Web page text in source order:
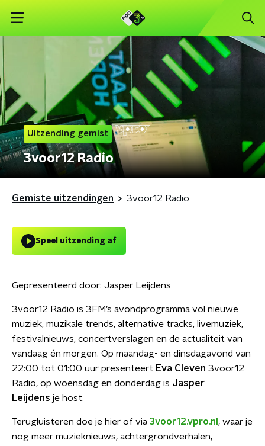
Uitzending gemist
3voor12 Radio
Gemiste uitzendingen 3voor12 Radio
Speel uitzending af
Gepresenteerd door: Jasper Leijdens
3voor12 Radio is 3FM’s avondprogramma vol nieuwe
muziek, muzikale trends, alternative tracks, livemuziek,
festivalnieuws, concertverslagen en de actualiteit van
vandaag én morgen. Op maandag- en dinsdagavond van
22:00 tot 01:00 uur presenteert Eva Cleven 3voor12
Radio, op woensdag en donderdag is Jasper
Leijdens je host.
Terugluisteren doe je hier of via 3voor12.vpro.nl , waar je
nog meer muzieknieuws, achtergrondverhalen,